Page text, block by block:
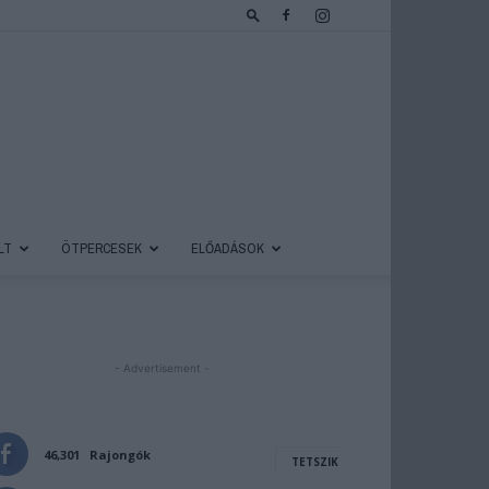
ÖTPERCESEK ELŐADÁSOK
- Advertisement -
46,301 Rajongók TETSZIK